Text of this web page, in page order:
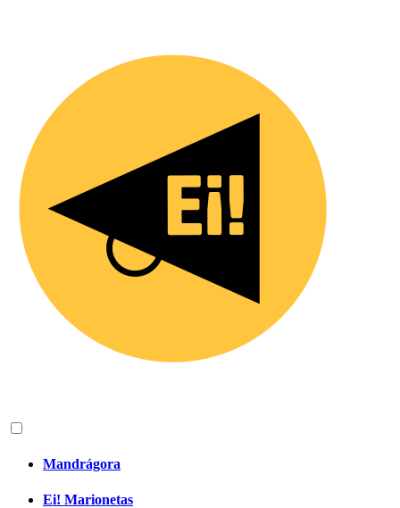
Mandrágora
Ei! Marionetas